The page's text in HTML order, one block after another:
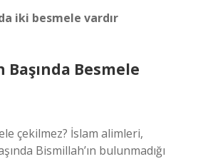
iki besmele vardır
Başında Besmele
çekilmez? İslam alimleri,
Bismillah’ın bulunmadığı